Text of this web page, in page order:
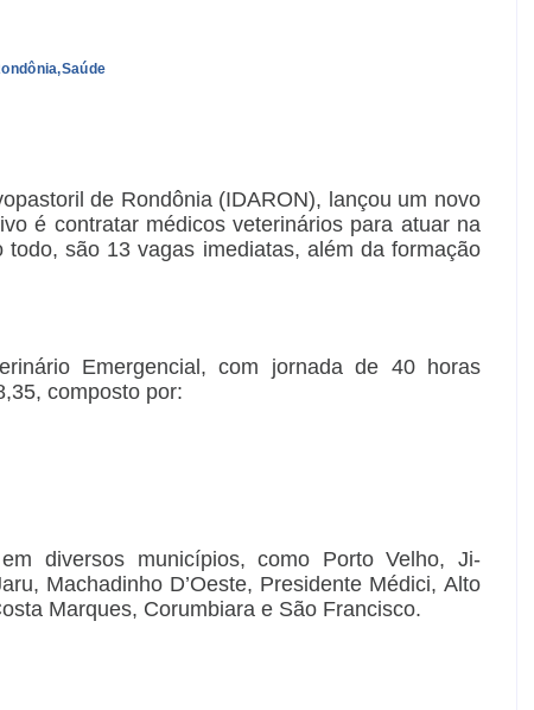
,Saúde
de Rondônia (IDARON), lançou um novo
é contratar médicos veterinários para atuar na
são 13 vagas imediatas, além da formação
Emergencial, com jornada de 40 horas
composto por:
diversos municípios, como Porto Velho, Ji-
Machadinho D’Oeste, Presidente Médici, Alto
Marques, Corumbiara e São Francisco.